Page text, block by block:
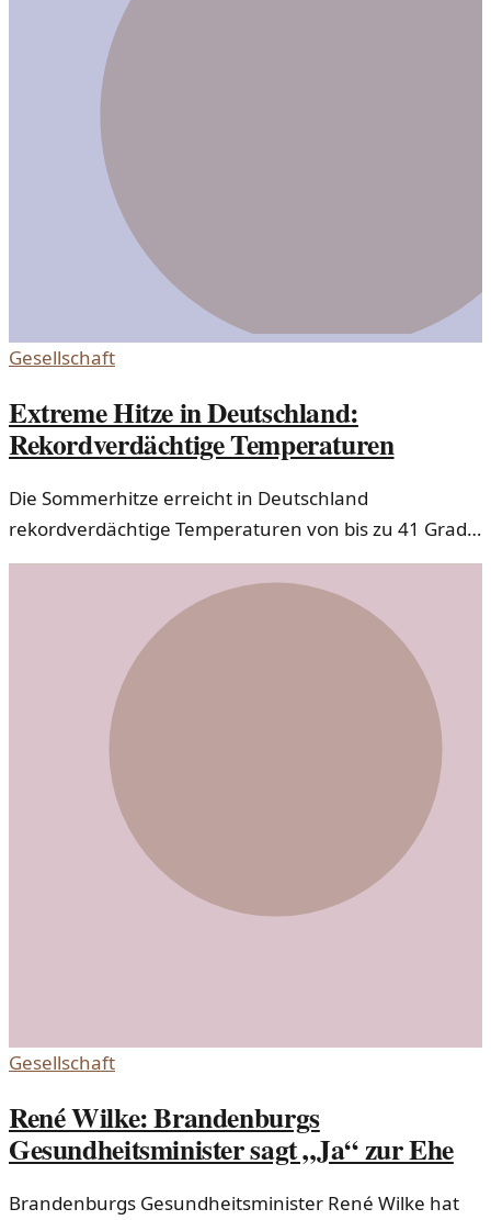
Gesellschaft
Extreme Hitze in Deutschland:
Rekordverdächtige Temperaturen
Die Sommerhitze erreicht in Deutschland
rekordverdächtige Temperaturen von bis zu 41 Grad.
Experten analysieren die Auswirkungen und
Herausforderungen, die diese extremen
Bedingungen mit sich bringen.
Gesellschaft
René Wilke: Brandenburgs
Gesundheitsminister sagt „Ja“ zur Ehe
Brandenburgs Gesundheitsminister René Wilke hat